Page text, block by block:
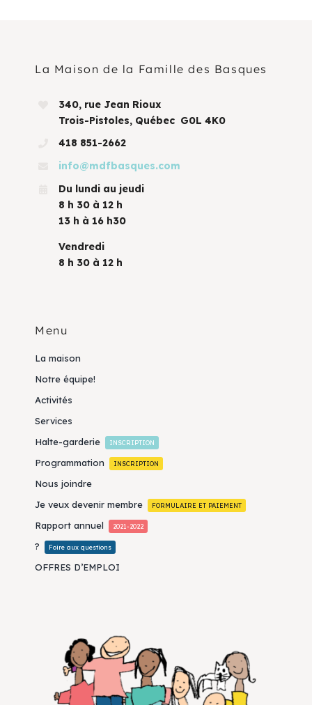
La Maison de la Famille des Basques
340, rue Jean Rioux
Trois-Pistoles, Québec G0L 4K0
418 851-2662
info@mdfbasques.com
Du lundi au jeudi
8 h 30 à 12 h
13 h à 16 h30
Vendredi
8 h 30 à 12 h
Menu
La maison
Notre équipe!
Activités
Services
Halte-garderie
INSCRIPTION
Programmation INSCRIPTION
Nous joindre
Je veux devenir membre
FORMULAIRE ET PAIEMENT
Rapport annuel 2021-2022
? Foire aux questions
OFFRES D’EMPLOI